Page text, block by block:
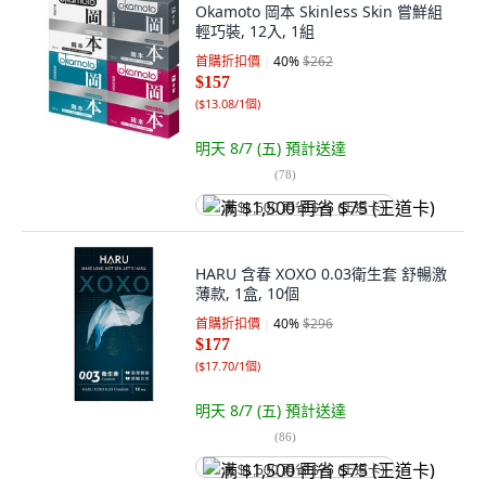
Okamoto 岡本 Skinless Skin 嘗鮮組
輕巧裝, 12入, 1組
首購折扣價 40%$262
$157
($13.08/1個)
明天 8/7 (五) 預計送達
(78)
满 $1,500 再省 $75 (王道卡)
HARU 含春 XOXO 0.03衛生套 舒暢激
薄款, 1盒, 10個
首購折扣價 40%$296
$177
($17.70/1個)
明天 8/7 (五) 預計送達
(86)
满 $1,500 再省 $75 (王道卡)